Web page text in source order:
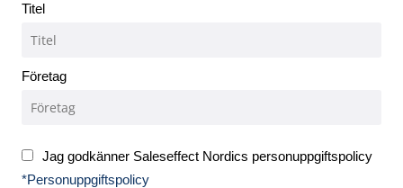
Titel
Företag
Jag godkänner Saleseffect Nordics personuppgiftspolicy
*Personuppgiftspolicy